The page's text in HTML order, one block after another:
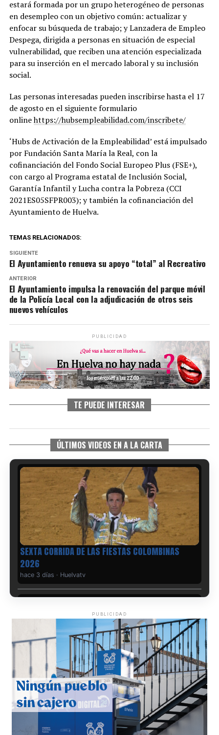
estará formada por un grupo heterogéneo de personas
en desempleo con un objetivo común: actualizar y
enfocar su búsqueda de trabajo; y Lanzadera de Empleo
Despega, dirigida a personas en situación de especial
vulnerabilidad, que reciben una atención especializada
para su inserción en el mercado laboral y su inclusión
social.
Las personas interesadas pueden inscribirse hasta el 17
de agosto en el siguiente formulario
onlinehttps://hubsempleabilidad.com/inscribete/
‘Hubs de Activación de la Empleabilidad’ está impulsado
por Fundación Santa María la Real, con la
cofinanciación del Fondo Social Europeo Plus (FSE+),
con cargo al Programa estatal de Inclusión Social,
Garantía Infantil y Lucha contra la Pobreza (CCI
2021ES05SFPR003); y también la cofinanciación del
Ayuntamiento de Huelva.
TEMAS RELACIONADOS:
SIGUIENTE
El Ayuntamiento renueva su apoyo “total” al Recreativo
ANTERIOR
El Ayuntamiento impulsa la renovación del parque móvil
de la Policía Local con la adjudicación de otros seis
nuevos vehículos
PUBLICIDAD
TE PUEDE INTERESAR
ÚLTIMOS VIDEOS EN A LA CARTA
6º DÍA DE LAS FIESTAS COLOMBINAS 2026
hace 3 días
QUINTA CORRIDA DE LAS FIESTAS COLOMBINAS
2026
hace 4 días·Huelvatv
PUBLICIDAD